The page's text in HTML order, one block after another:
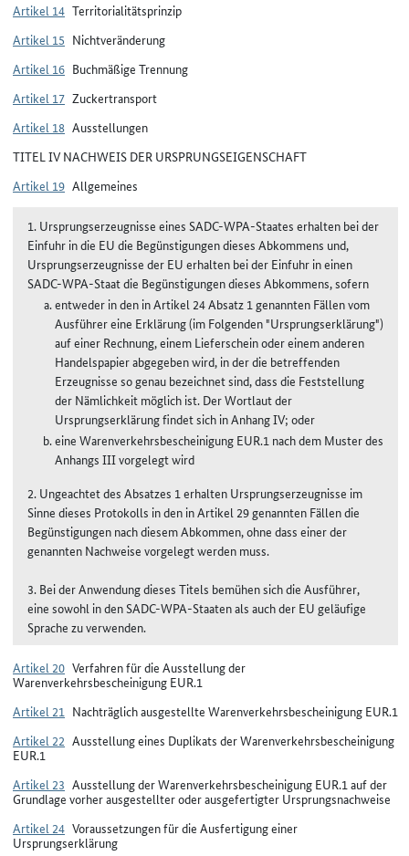
Artikel 14 Territorialitätsprinzip
Artikel 15 Nichtveränderung
Artikel 16 Buchmäßige Trennung
Artikel 17 Zuckertransport
Artikel 18 Ausstellungen
TITEL IV NACHWEIS DER URSPRUNGSEIGENSCHAFT
Artikel 19 Allgemeines
1. Ursprungserzeugnisse eines SADC-WPA-Staates erhalten bei der
Einfuhr in die EU die Begünstigungen dieses Abkommens und,
Ursprungserzeugnisse der EU erhalten bei der Einfuhr in einen
SADC-WPA-Staat die Begünstigungen dieses Abkommens, sofern
entweder in den in Artikel 24 Absatz 1 genannten Fällen vom
Ausführer eine Erklärung (im Folgenden "Ursprungserklärung")
auf einer Rechnung, einem Lieferschein oder einem anderen
Handelspapier abgegeben wird, in der die betreffenden
Erzeugnisse so genau bezeichnet sind, dass die Feststellung
der Nämlichkeit möglich ist. Der Wortlaut der
Ursprungserklärung findet sich in Anhang IV; oder
eine Warenverkehrsbescheinigung EUR.1 nach dem Muster des
Anhangs III vorgelegt wird
2. Ungeachtet des Absatzes 1 erhalten Ursprungserzeugnisse im
Sinne dieses Protokolls in den in Artikel 29 genannten Fällen die
Begünstigungen nach diesem Abkommen, ohne dass einer der
genannten Nachweise vorgelegt werden muss.
3. Bei der Anwendung dieses Titels bemühen sich die Ausführer,
eine sowohl in den SADC-WPA-Staaten als auch der EU geläufige
Sprache zu verwenden.
Artikel 20 Verfahren für die Ausstellung der
Warenverkehrsbescheinigung EUR.1
Artikel 21 Nachträglich ausgestellte Warenverkehrsbescheinigung EUR.1
Artikel 22 Ausstellung eines Duplikats der Warenverkehrsbescheinigung
EUR.1
Artikel 23 Ausstellung der Warenverkehrsbescheinigung EUR.1 auf der
Grundlage vorher ausgestellter oder ausgefertigter Ursprungsnachweise
Artikel 24 Voraussetzungen für die Ausfertigung einer
Ursprungserklärung